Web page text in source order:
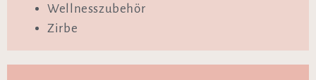
Wellnesszubehör
Zirbe